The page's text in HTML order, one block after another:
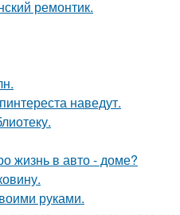
ремонтик.
наведут.
жизнь в авто - доме?
руками.